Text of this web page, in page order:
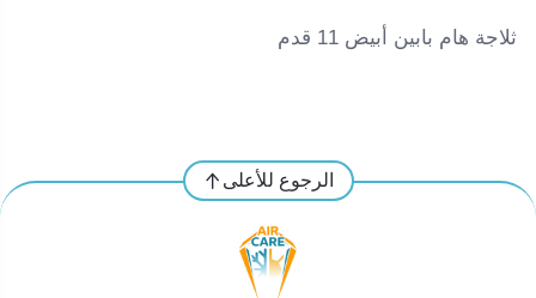
ثلاجة هام بابين أبيض 11 قدم
الرجوع للأعلى